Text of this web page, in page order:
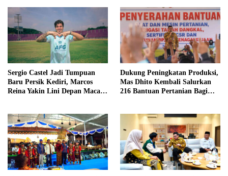
Sergio Castel Jadi Tumpuan
Baru Persik Kediri, Marcos
Reina Yakin Lini Depan Macan
Dukung Peningkatan Produksi,
Mas Dhito Kembali Salurkan
216 Bantuan Pertanian Bagi